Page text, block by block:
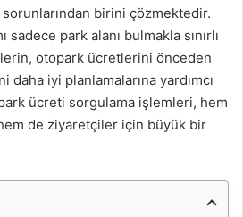
birini çözmektedir.
sadece park alanı bulmakla sınırlı
otopark ücretlerini önceden
iyi planlamalarına yardımcı
ücreti sorgulama işlemleri, hem
de ziyaretçiler için büyük bir